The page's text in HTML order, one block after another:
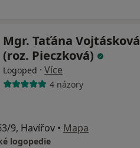
Mgr. Taťána Vojtásková
(roz. Pieczková)
Logoped · Více
4 názory
9, Havířov • Mapa
logopedie